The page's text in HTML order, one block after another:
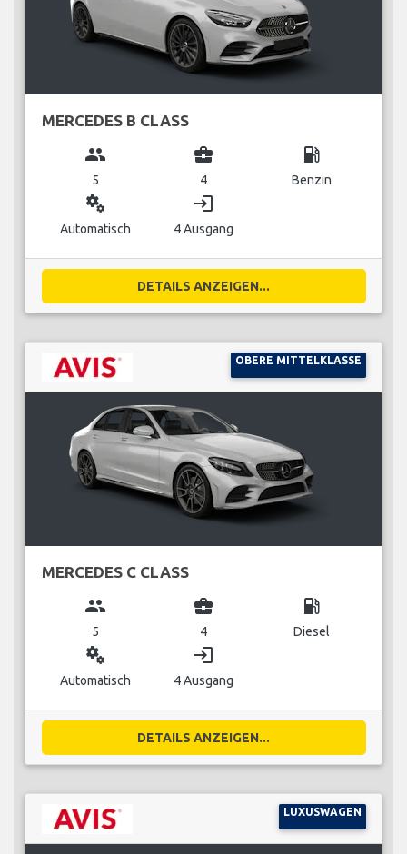
MERCEDES B CLASS
group
5
business_center
4
local_gas_station
Benzin
miscellaneous_services
Automatisch
login
4 Ausgang
DETAILS ANZEIGEN...
OBERE MITTELKLASSE
MERCEDES C CLASS
group
5
business_center
4
local_gas_station
Diesel
miscellaneous_services
Automatisch
login
4 Ausgang
DETAILS ANZEIGEN...
LUXUSWAGEN